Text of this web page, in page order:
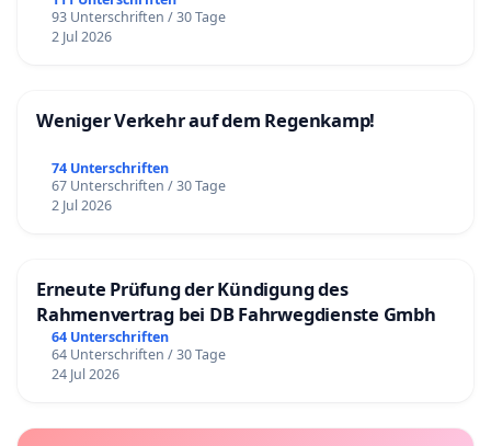
93 Unterschriften / 30 Tage
2 Jul 2026
Weniger Verkehr auf dem Regenkamp!
74 Unterschriften
67 Unterschriften / 30 Tage
2 Jul 2026
Erneute Prüfung der Kündigung des
Rahmenvertrag bei DB Fahrwegdienste Gmbh
64 Unterschriften
64 Unterschriften / 30 Tage
24 Jul 2026